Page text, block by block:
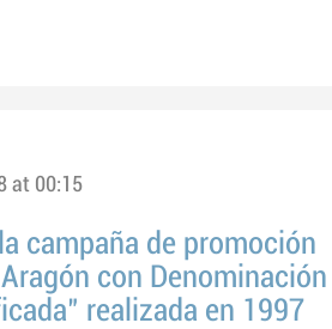
at 00:15
campaña de promoción
con
realizada en 1997